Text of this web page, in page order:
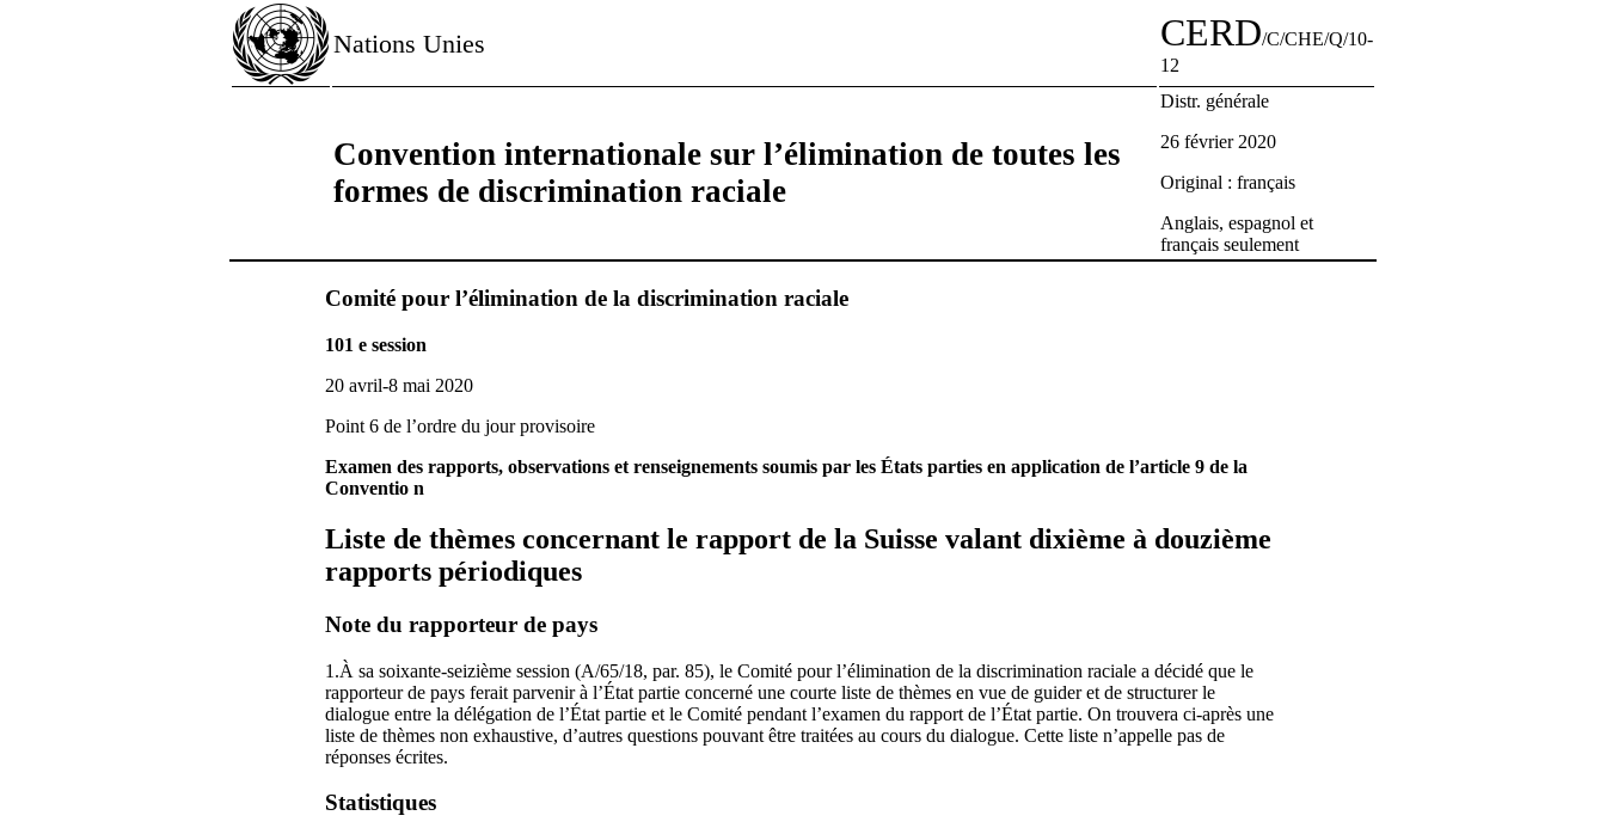
Nations Unies CERD/C/CHE/Q/10-
12
Convention internationale sur l’élimination de toutes les
formes de discrimination raciale
Distr. générale
26 février 2020
Original : français
Anglais, espagnol et
français seulement
Comité pour l’élimination de la discrimination raciale
101 e session
20 avril-8 mai 2020
Point 6 de l’ordre du jour provisoire
Examen des rapports, observations et renseignements soumis par les États parties en application de l’article 9 de la
Conventio n
Liste de thèmes concernant le rapport de la Suisse valant dixième à douzième
rapports périodiques
Note du rapporteur de pays
1.À sa soixante-seizième session (A/65/18, par. 85), le Comité pour l’élimination de la discrimination raciale a décidé que le
rapporteur de pays ferait parvenir à l’État partie concerné une courte liste de thèmes en vue de guider et de structurer le
dialogue entre la délégation de l’État partie et le Comité pendant l’examen du rapport de l’État partie. On trouvera ci-après une
liste de thèmes non exhaustive, d’autres questions pouvant être traitées au cours du dialogue. Cette liste n’appelle pas de
réponses écrites.
Statistiques